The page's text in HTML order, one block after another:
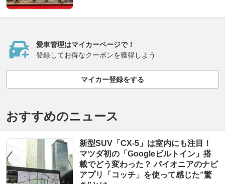
愛車管理はマイカーページで！
登録してお得なクーポンを獲得しよう
マイカー登録をする
おすすめのニュース
新型SUV「CX-5」は室内にも注目！
マツダ初の「Googleビルトイン」搭
載でどう変わった？ パイオニアのナビ
アプリ「コッチ」を使って感じた“驚